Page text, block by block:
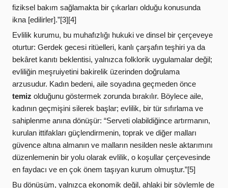
fiziksel bakım sağlamakta bir çıkarları olduğu konusunda
ikna [edilirler].”[3][4]
Evlilik kurumu, bu muhafızlığı hukuki ve dinsel bir çerçeveye
oturtur: Gerdek gecesi ritüelleri, kanlı çarşafın teşhiri ya da
bekâret kanıtı beklentisi, yalnızca folklorik uygulamalar değil;
evliliğin meşruiyetini bakirelik üzerinden doğrulama
arzusudur. Kadın bedeni, aile soyadına geçmeden önce
temiz olduğunu göstermek zorunda bırakılır. Böylece aile,
kadının geçmişini silerek başlar; evlilik, bir tür sıfırlama ve
sahiplenme anına dönüşür: “Serveti olabildiğince artırmanın,
kurulan ittifakları güçlendirmenin, toprak ve diğer malları
güvence altına almanın ve malların nesilden nesle aktarımını
düzenlemenin bir yolu olarak evlilik, o koşullar çerçevesinde
en faydacı ve en çok önem taşıyan kurum olmuştur.”[5]
Bu dönüşüm, yalnızca ekonomik değil, ahlaki bir söylemle de